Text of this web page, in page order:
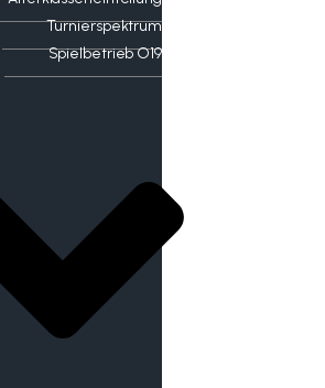
Turnierspektrum
Spielbetrieb O19